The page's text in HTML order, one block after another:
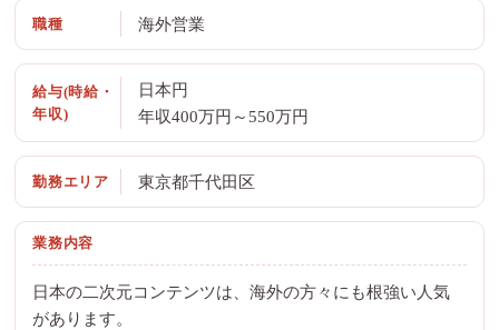
職種 海外営業
給与(時給・
年収)
日本円
年収400万円～550万円
勤務エリア 東京都千代田区
業務内容
日本の二次元コンテンツは、海外の方々にも根強い人気
があります。